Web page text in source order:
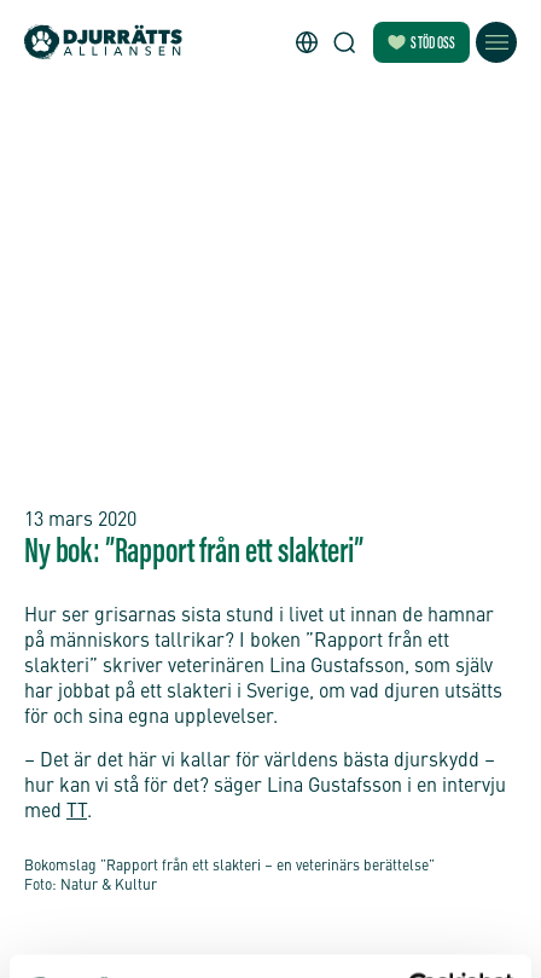
STÖD OSS
13 mars 2020
Ny bok: ”Rapport från ett slakteri”
Hur ser grisarnas sista stund i livet ut innan de hamnar
på människors tallrikar? I boken ”Rapport från ett
slakteri” skriver veterinären Lina Gustafsson, som själv
har jobbat på ett slakteri i Sverige, om vad djuren utsätts
för och sina egna upplevelser.
– Det är det här vi kallar för världens bästa djurskydd –
hur kan vi stå för det? säger Lina Gustafsson i en intervju
med TT .
Bokomslag ”Rapport från ett slakteri – en veterinärs berättelse”
Foto: Natur & Kultur